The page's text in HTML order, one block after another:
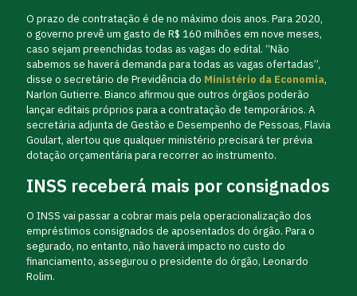
O prazo de contratação é de no máximo dois anos. Para 2020,
o governo prevê um gasto de R$ 160 milhões em nove meses,
caso sejam preenchidas todas as vagas do edital. “Não
sabemos se haverá demanda para todas as vagas ofertadas”,
disse o secretário de Previdência do Ministério da Economia,
Narlon Gutierre. Bianco afirmou que outros órgãos poderão
lançar editais próprios para a contratação de temporários. A
secretária adjunta de Gestão e Desempenho de Pessoas, Flavia
Goulart, alertou que qualquer ministério precisará ter prévia
dotação orçamentária para recorrer ao instrumento.
INSS receberá mais por consignados
O INSS vai passar a cobrar mais pela operacionalização dos
empréstimos consignados de aposentados do órgão. Para o
segurado, no entanto, não haverá impacto no custo do
financiamento, assegurou o presidente do órgão, Leonardo
Rolim.